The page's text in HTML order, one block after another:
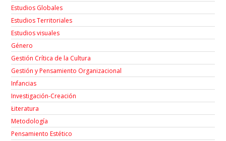
Estudios Globales
Estudios Territoriales
Estudios visuales
Género
Gestión Crítica de la Cultura
Gestión y Pensamiento Organizacional
Infancias
Investigación-Creación
Łiteratura
Metodología
Pensamiento Estético